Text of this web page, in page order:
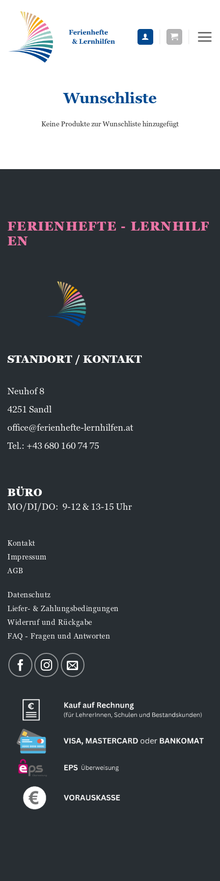
springen
Wunschliste
Keine Produkte zur Wunschliste hinzugefügt
FERIENHEFTE - LERNHILF
EN
STANDORT / KONTAKT
Neuhof 8
4251 Sandl
office@ferienhefte-lernhilfen.at
Tel.: +43 680 160 74 75
BÜRO
MO/DI/DO: 9-12 & 13-15 Uhr
Kontakt
Impressum
AGB
Datenschutz
Liefer- & Zahlungsbedingungen
Widerruf und Rückgabe
FAQ - Fragen und Antworten